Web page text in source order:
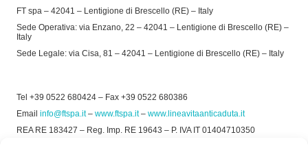
FT spa – 42041 – Lentigione di Brescello (RE) – Italy
Sede Operativa: via Enzano, 22 – 42041 – Lentigione di Brescello (RE) –
Italy
Sede Legale: via Cisa, 81 – 42041 – Lentigione di Brescello (RE) – Italy
Tel +39 0522 680424 – Fax +39 0522 680386
Email info@ftspa.it– www.ftspa.it– www.lineavitaanticaduta.it
REA RE 183427 – Reg. Imp. RE 19643 – P. IVA IT 01404710350